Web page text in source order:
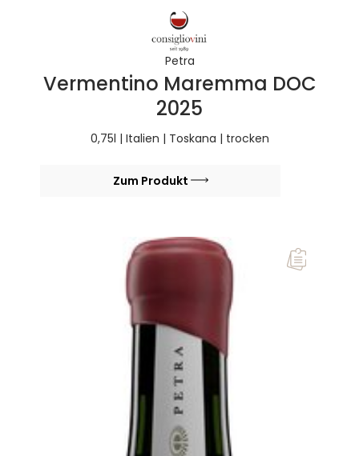
Petra
Vermentino Maremma DOC
2025
0,75l | Italien | Toskana | trocken
Zum Produkt